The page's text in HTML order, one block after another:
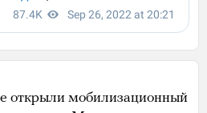
открыли мобилизационный